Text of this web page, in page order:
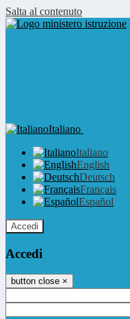
Salta al contenuto
Italiano
Italiano
English
Deutsch
Français
Español
Accedi
Accedi
button close ×